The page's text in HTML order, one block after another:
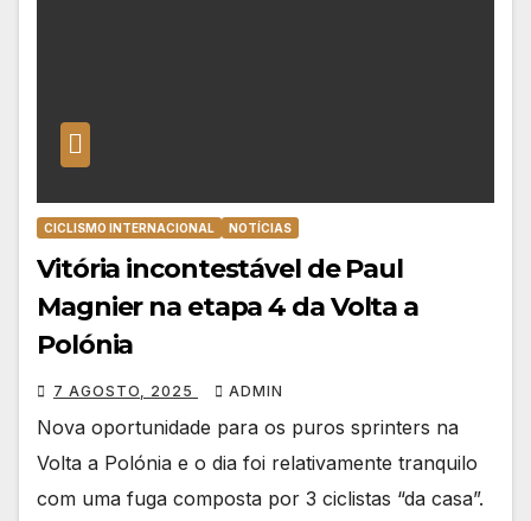
CICLISMO INTERNACIONAL NOTÍCIAS
Vitória incontestável de Paul
Magnier na etapa 4 da Volta a
Polónia
7 AGOSTO, 2025 ADMIN
Nova oportunidade para os puros sprinters na
Volta a Polónia e o dia foi relativamente tranquilo
com uma fuga composta por 3 ciclistas “da casa”.